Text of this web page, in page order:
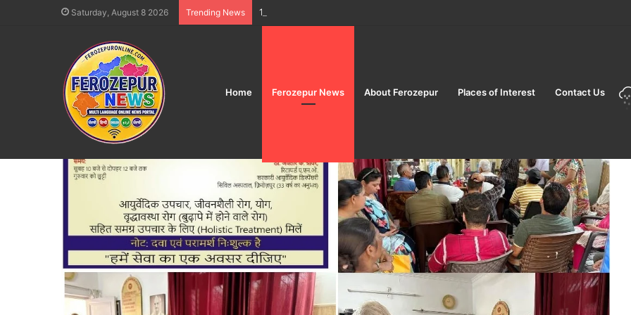
Saturday, August 8 2026 Trending News 15 ਅਗਸਤ ਆਜ਼ਾਦੀ ਦਿਵਸ ਤੋਂ ਪਹਿਲਾਂ ਫਿਰੋਜ਼ਪੁਰ ਛਾਉਣੀ ਰੇਲਵੇ ਸਟੇਸ਼ਨ ‘ਤੇ ਵਿਸ਼ੇਸ਼ ਚੈਕਿੰਗ, ਕੋਈ ਸ਼ੱਕੀ ਵਿਅਕਤੀ
Home Ferozepur News About Ferozepur Places of Interest Contact Us